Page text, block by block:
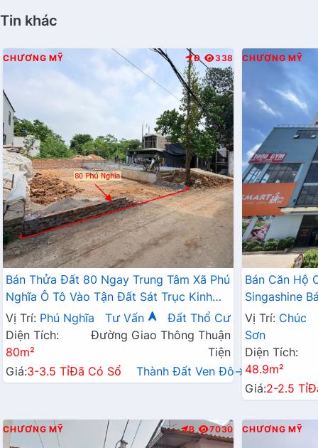
Tin khác
CHƯƠNG MỸ Đ 338
Bán Thửa Đất 80 Ngay Trung Tâm Xã Phú
Nghĩa Ô Tô Vào Tận Đất Sát Trục Kinh
Doanh Gần KCN Phú Nghĩa
Vị Trí: Phú Nghĩa Tư Vấn
Đất Thổ Cư
Diện Tích:
80m²
Đường Giao Thông Thuận
Tiện
Giá:3-3.5 TỉĐã Có Sổ Thành Đất Ven Đô→
CHƯƠNG MỸ
Bán Căn Hộ
Singashine
Hợp Cho Hộ
Vị Trí: Chúc
Sơn
Diện Tích:
48.9m²
Giá:2-2.5 Tỉ
CHƯƠNG MỸ B 7030 CHƯƠNG MỸ